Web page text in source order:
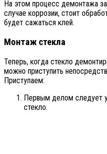
На этом процесс демонтажа
случае коррозии, стоит
будет сажаться клей.
Монтаж стекла
Теперь, когда стекло
можно приступить
Приступаем:
Первым делом следует
стекло.